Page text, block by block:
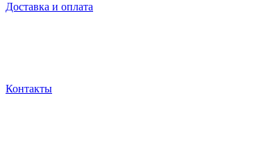
Доставка и оплата
Контакты